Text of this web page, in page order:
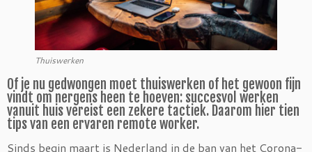
Thuiswerken
Of je nu gedwongen moet thuiswerken of het gewoon fijn
vindt om nergens heen te hoeven: succesvol werken
vanuit huis vereist een zekere tactiek. Daarom hier tien
tips van een ervaren remote worker.
Sinds begin maart is Nederland in de ban van het Corona-